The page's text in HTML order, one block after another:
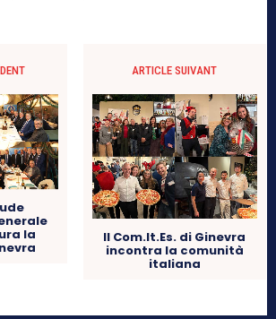
la
ARTICLE SUIVANT
Il Com.It.Es. di Ginevra
incontra la comunità
italiana